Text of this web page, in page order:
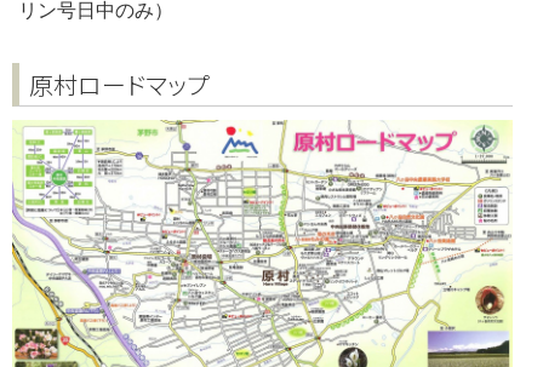
リン号日中のみ）
原村ロードマップ